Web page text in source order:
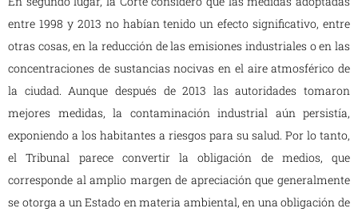
entre 1998 y 2013 no habían tenido un efecto significativo, entre
otras cosas, en la reducción de las emisiones industriales o en las
concentraciones de sustancias nocivas en el aire atmosférico de
la ciudad. Aunque después de 2013 las autoridades tomaron
mejores medidas, la contaminación industrial aún persistía,
exponiendo a los habitantes a riesgos para su salud. Por lo tanto,
el Tribunal parece convertir la obligación de medios, que
corresponde al amplio margen de apreciación que generalmente
se otorga a un Estado en materia ambiental, en una obligación de